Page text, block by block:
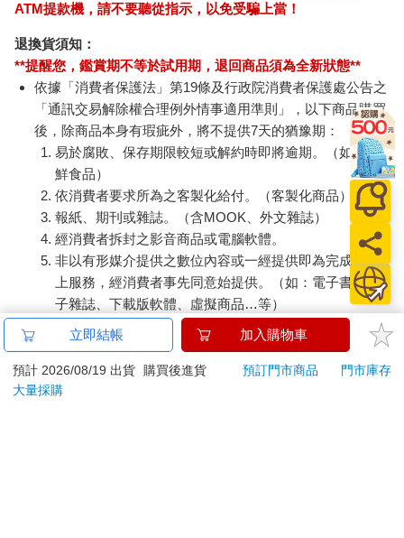
ATM提款機，請不要聽從指示，以免受騙上當！
退換貨須知：
**提醒您，鑑賞期不等於試用期，退回商品須為全新狀態**
依據「消費者保護法」第19條及行政院消費者保護處公告之
「通訊交易解除權合理例外情事適用準則」，以下商品購買
後，除商品本身有瑕疵外，將不提供7天的猶豫期：
易於腐敗、保存期限較短或解約時即將逾期。（如：生
鮮食品）
依消費者要求所為之客製化給付。（客製化商品）
報紙、期刊或雜誌。（含MOOK、外文雜誌）
經消費者拆封之影音商品或電腦軟體。
非以有形媒介提供之數位內容或一經提供即為完成之線
上服務，經消費者事先同意始提供。（如：電子書、電
子雜誌、下載版軟體、虛擬商品…等）
已拆封之個人衛生用品。（如：內衣褲、刮鬍刀、除毛
若非上列種類商品，均享有到貨7天的猶豫期（含例假
日）。
立即結帳 加入購物車
預計 2026/08/19 出貨 購買後進貨 預訂門市商品
門市庫存
大量採購